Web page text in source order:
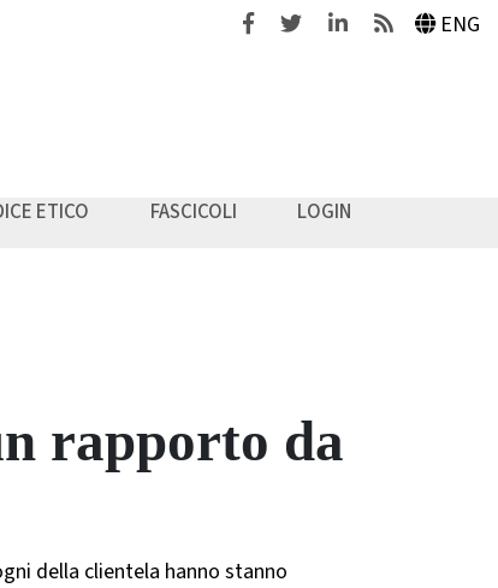
FacebookTwitterLinkedinFeeds ENG
ETICO FASCICOLI
LOGIN
rapporto da
della clientela hanno stanno